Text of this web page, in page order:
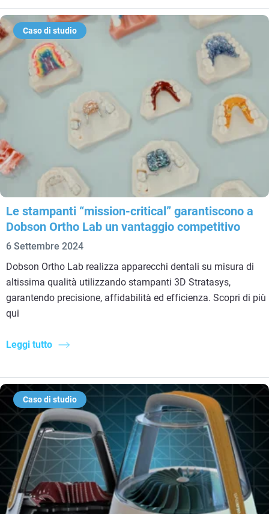
Caso di studio
Le stampanti “mission-critical” garantiscono a
Dobson Ortho Lab un vantaggio competitivo
6 Settembre 2024
Dobson Ortho Lab realizza apparecchi dentali su misura di
altissima qualità utilizzando stampanti 3D Stratasys,
garantendo precisione, affidabilità ed efficienza. Scopri di più
qui
Leggi tutto
Caso di studio